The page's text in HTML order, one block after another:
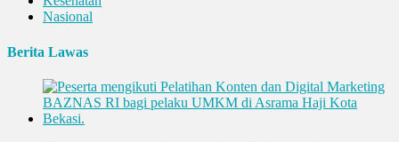
Nasional
Berita Lawas